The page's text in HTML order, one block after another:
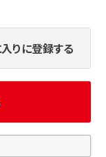
りに登録する